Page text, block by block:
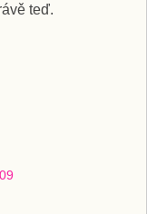
teď.